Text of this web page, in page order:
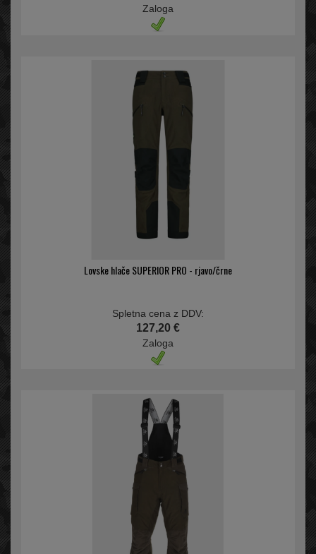
Zaloga
Lovske hlače SUPERIOR PRO - rjavo/črne
Spletna cena z DDV:
127,20 €
Zaloga